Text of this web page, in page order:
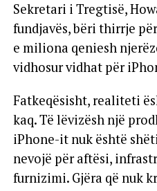
Sekretari i Tregtisë,
fundjavës, bëri thirrje
e miliona qeniesh
vidhosur vidhat për
Fatkeqësisht, realiteti
kaq. Të lëvizësh një
iPhone-it nuk është
nevojë për aftësi,
furnizimi. Gjëra që nuk